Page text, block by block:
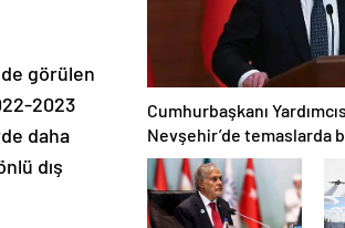
görülen
2023
daha
dış
Cumhurbaşkanı
Nevşehir’de temaslarda
kimsenin tereddütü